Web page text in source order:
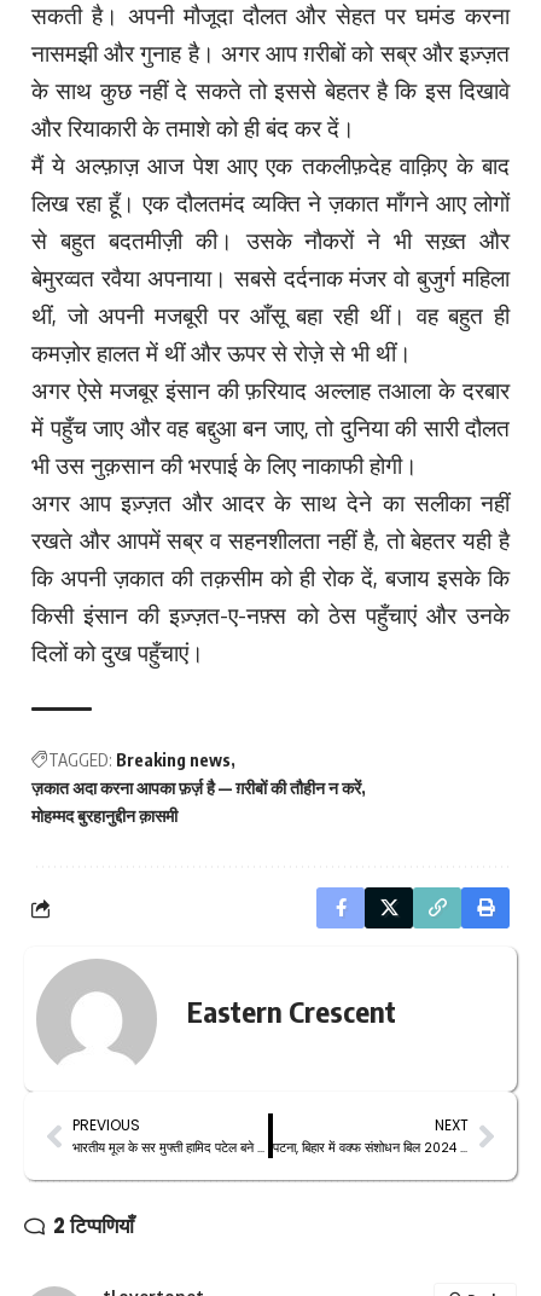
सकती है। अपनी मौजूदा दौलत और सेहत पर घमंड करना
नासमझी और गुनाह है। अगर आप ग़रीबों को सब्र और इज़्ज़त
के साथ कुछ नहीं दे सकते तो इससे बेहतर है कि इस दिखावे
और रियाकारी के तमाशे को ही बंद कर दें।
मैं ये अल्फ़ाज़ आज पेश आए एक तकलीफ़देह वाक़िए के बाद
लिख रहा हूँ। एक दौलतमंद व्यक्ति ने ज़कात माँगने आए लोगों
से बहुत बदतमीज़ी की। उसके नौकरों ने भी सख़्त और
बेमुरव्वत रवैया अपनाया। सबसे दर्दनाक मंजर वो बुजुर्ग महिला
थीं, जो अपनी मजबूरी पर आँसू बहा रही थीं। वह बहुत ही
कमज़ोर हालत में थीं और ऊपर से रोज़े से भी थीं।
अगर ऐसे मजबूर इंसान की फ़रियाद अल्लाह तआला के दरबार
में पहुँच जाए और वह बद्दुआ बन जाए, तो दुनिया की सारी दौलत
भी उस नुक़सान की भरपाई के लिए नाकाफी होगी।
अगर आप इज़्ज़त और आदर के साथ देने का सलीका नहीं
रखते और आपमें सब्र व सहनशीलता नहीं है, तो बेहतर यही है
कि अपनी ज़कात की तक़सीम को ही रोक दें, बजाय इसके कि
किसी इंसान की इज़्ज़त-ए-नफ़्स को ठेस पहुँचाएं और उनके
दिलों को दुख पहुँचाएं।
TAGGED: Breaking news
ज़कात अदा करना आपका फ़र्ज़ है — ग़रीबों की तौहीन न करें
मोहम्मद बुरहानुद्दीन क़ासमी
Eastern Crescent
PREVIOUS
भारतीय मूल के सर मुफ्ती हामिद पटेल बने Ofsted के अस्थायी प्रमुख
NEXT
पटना, बिहार में वक्फ संशोधन बिल 2024 के विरोध में शांतिपूर्ण धरना
2 टिप्पणियाँ